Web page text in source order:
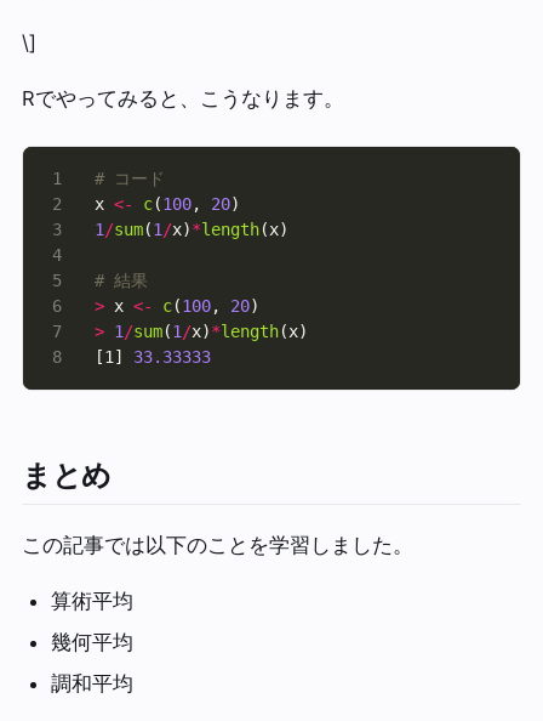
\]
Rでやってみると、こうなります。
3
4
5
6
7
8
# コード
x <- c(100, 20
1 /sum(1 /x)*length
# 結果
> x <- c(100, 20
> 1 /sum(1 /x)*length
[1] 33.33333
まとめ
この記事では以下のことを学習しました。
算術平均
幾何平均
調和平均